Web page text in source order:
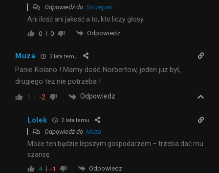
Odpowiedź do Szczepan
Ani ilość ani jakość a to, kto liczy głosy.
0 0 Odpowiedz
Muza 2 lata temu
Panie Kolano ! Mamy dość Norbertow, jeden już był,
drugiego też nie potrzeba !
1 -2 Odpowiedz
Lolek 2 lata temu
Odpowiedź do Muza
Może ten będzie lepszym gospodarzem – trzeba dać mu
szansę
4 -1 Odpowiedz